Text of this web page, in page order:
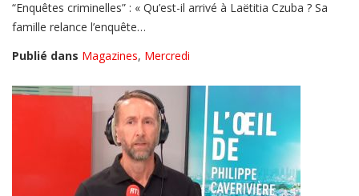
“Enquêtes criminelles” : « Qu’est-il arrivé à Laëtitia Czuba ? Sa
famille relance l’enquête…
Publié dans Magazines, Mercredi